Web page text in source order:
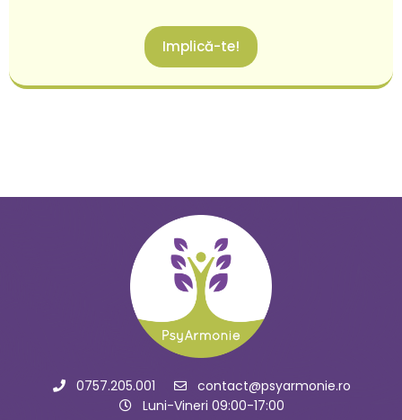
Implică-te!
0757.205.001
contact@psyarmonie.ro
Luni-Vineri 09:00-17:00